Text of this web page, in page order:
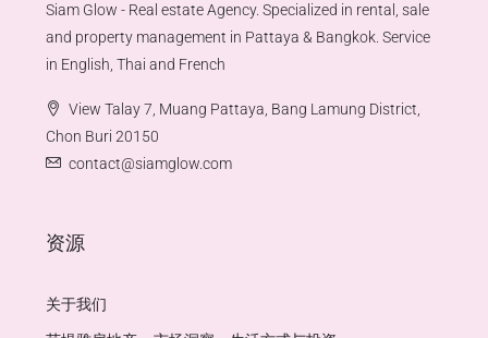
Siam Glow - Real estate Agency. Specialized in rental, sale
and property management in Pattaya & Bangkok. Service
in English, Thai and French
View Talay 7, Muang Pattaya, Bang Lamung District,
Chon Buri 20150
contact@siamglow.com
资源
关于我们